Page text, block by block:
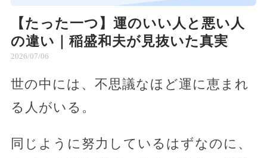
【たった一つ】運のいい人と悪い人
の違い｜稲盛和夫が見抜いた真実
2026/07/06
世の中には、不思議なほど運に恵まれ
る人がいる。
同じように努力しているはずなのに、